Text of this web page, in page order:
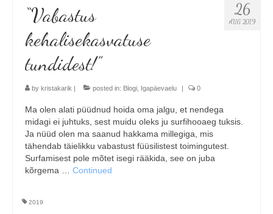
26
AUG 2019
“Vabastus
kehalisekasvatuse
tundidest!”
by kristakarik | posted in: Blogi Igapäevaelu | 0
Ma olen alati püüdnud hoida oma jalgu, et nendega
midagi ei juhtuks, sest muidu oleks ju surfihooaeg tuksis.
Ja nüüd olen ma saanud hakkama millegiga, mis
tähendab täielikku vabastust füüsilistest toimingutest.
Surfamisest pole mõtet isegi rääkida, see on juba
kõrgema … Continued
2019